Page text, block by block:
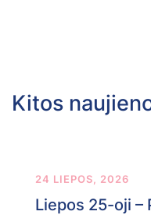
Kitos
24 LIEPOS, 2026
Liepos 25-oji –